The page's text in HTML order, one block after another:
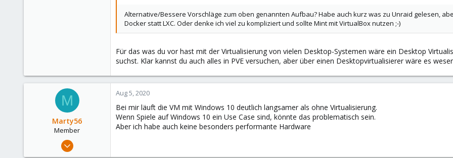
Alternative/Bessere Vorschläge zum oben genannten Aufbau? Habe auch kurz was zu Unraid gelesen,
Docker statt LXC. Oder denke ich viel zu kompliziert und sollte Mint mit VirtualBox nutzen ;-)
Für das was du vor hast mit der Virtualisierung von vielen Desktop-Systemen wäre ein Desktop
suchst. Klar kannst du auch alles in PVE versuchen, aber über einen Desktopvirtualisierer wäre es
M
Marty56
Member
Jul 28, 2020
Aug 5, 2020
Bei mir läuft die VM mit Windows 10 deutlich langsamer als ohne Virtualisierung.
Wenn Spiele auf Windows 10 ein Use Case sind, könnte das problematisch sein.
Aber ich habe auch keine besonders performante Hardware